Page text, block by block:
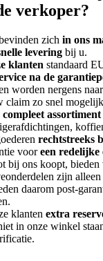
verkoper?
zich in ons
levering bij u.
klanten standaard
na de
worden nergens
claim zo snel
compleet assortiment
rechtstreeks
vooreen
bij ons koopt,
zijn
daarom post-
klanten extra
in onze winkel